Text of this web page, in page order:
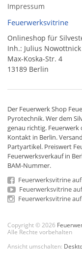
Impressum
Feuerwerksvitrine
Onlineshop für
Inh.: Julius Nowottnick
Max-Koska-Str. 4
13189 Berlin
Der Feuerwerk Shop
Pyrotechnik. Wer dem
genau richtig. Feuerwerk
Kontakt in Berlin.
Partyartikel. Preiswert
Feuerwerksverkauf in
BAM-Nummer.
Feuerwerksvitrine
Feuerwerksvitrine
Feuerwerksvitrine
Copyright © 2026
Alle Rechte vorbehalten
Ansicht umschalten: